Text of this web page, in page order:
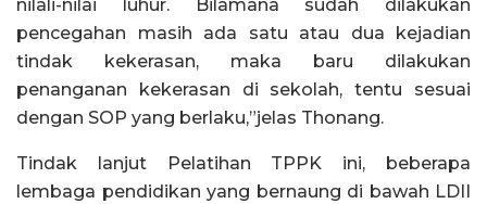
nilali-nilai luhur. Bilamana sudah dilakukan
pencegahan masih ada satu atau dua kejadian
tindak kekerasan, maka baru dilakukan
penanganan kekerasan di sekolah, tentu sesuai
dengan SOP yang berlaku,”jelas Thonang.
Tindak lanjut Pelatihan TPPK ini, beberapa
lembaga pendidikan yang bernaung di bawah LDII